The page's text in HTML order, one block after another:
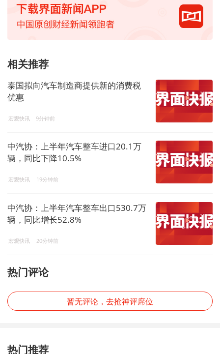
相关推荐
泰国拟向汽车制造商提供新的消费税
优惠
宏观快讯 9分钟前
中汽协：上半年汽车整车进口20.1万
辆，同比下降10.5%
宏观快讯 19分钟前
中汽协：上半年汽车整车出口530.7万
辆，同比增长52.8%
宏观快讯 20分钟前
热门评论
暂无评论，去抢神评席位
热门推荐